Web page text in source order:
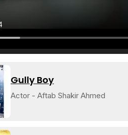
Gully Boy
Actor - Aftab Shakir Ahmed